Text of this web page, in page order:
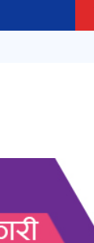
अर्जुन